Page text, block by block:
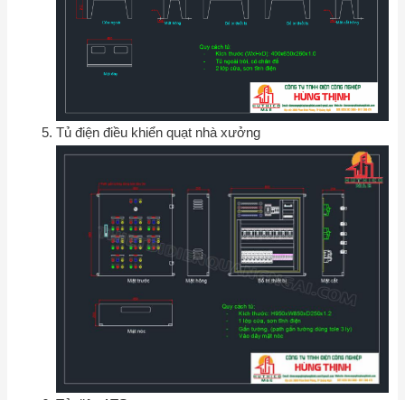
Tủ điện điều khiển quạt nhà xưởng